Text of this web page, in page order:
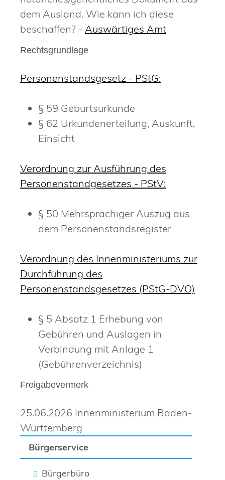
Bürgerservice
Bürgerbüro
dem Ausland. Wie kann ich diese
beschaffen? - Auswärtiges Amt
Rechtsgrundlage
Personenstandsgesetz - PStG:
§ 59 Geburtsurkunde
§ 62 Urkundenerteilung, Auskunft,
Einsicht
Verordnung zur Ausführung des
Personenstandgesetzes - PStV:
§ 50 Mehrsprachiger Auszug aus
dem Personenstandsregister
Verordnung des Innenministeriums zur
Durchführung des
Personenstandsgesetzes (PStG-DVO)
§ 5 Absatz 1 Erhebung von
Gebühren und Auslagen in
Verbindung mit Anlage 1
(Gebührenverzeichnis)
Freigabevermerk
25.06.2026 Innenministerium Baden-
Württemberg